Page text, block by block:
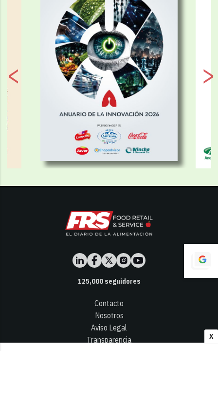
X
125,000seguidores
Contacto
Nosotros
Aviso Legal
Transparencia